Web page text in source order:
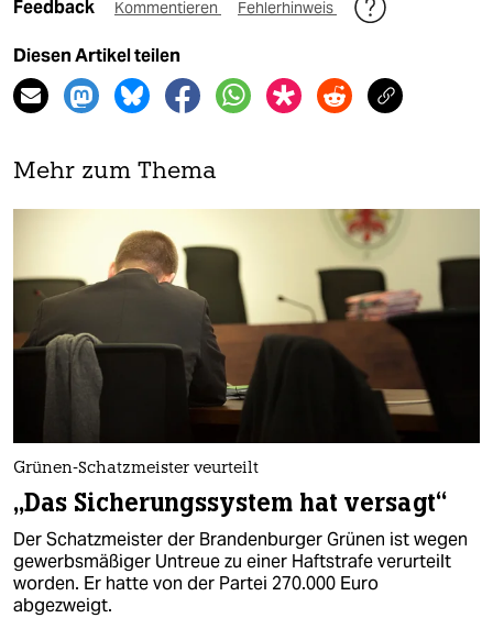
Feedback Kommentieren Fehlerhinweis
Diesen Artikel teilen
Mehr zum Thema
Grünen-Schatzmeister veurteilt
„Das Sicherungssystem hat versagt“
Der Schatzmeister der Brandenburger Grünen ist wegen
gewerbsmäßiger Untreue zu einer Haftstrafe verurteilt
worden. Er hatte von der Partei 270.000 Euro
abgezweigt.